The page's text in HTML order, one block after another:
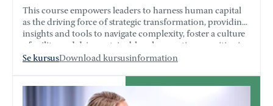
This course empowers leaders to harness human capital
as the driving force of strategic transformation, providing
insights and tools to navigate complexity, foster a culture
of agility, and drive sustainable value creation - positioning
their organizations to thrive in an era of constant
Se kursusDownload kursusinformation